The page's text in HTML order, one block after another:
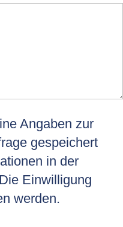
Angaben zur
gespeichert
in der
Einwilligung
werden.